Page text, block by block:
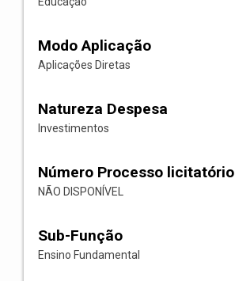
Modo Aplicação
Aplicações Diretas
Natureza Despesa
Investimentos
Número Processo licitatório
NÃO DISPONÍVEL
Sub-Função
Ensino Fundamental